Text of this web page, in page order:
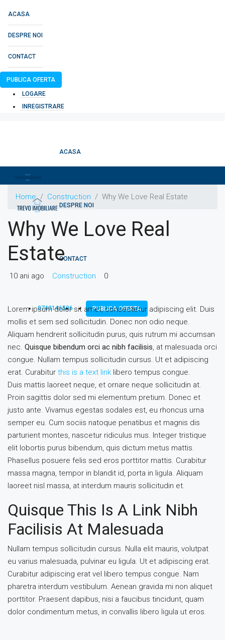
ACASA
DESPRE NOI
CONTACT
PUBLICA OFERTA
LOGARE
INREGISTRARE
ACASA
DESPRE NOI
CONTACT
0740146506 PUBLICA OFERTA
Home Construction Why We Love Real Estate
Why We Love Real
Estate
10 ani ago Construction 0
Lorem ipsum dolor sit amet, consectetur adipiscing elit. Duis
mollis et sem sed sollicitudin. Donec non odio neque.
Aliquam hendrerit sollicitudin purus, quis rutrum mi accumsan
nec. Quisque bibendum orci ac nibh facilisis, at malesuada orci
congue. Nullam tempus sollicitudin cursus. Ut et adipiscing
erat. Curabitur this is a text link libero tempus congue.
Duis mattis laoreet neque, et ornare neque sollicitudin at.
Proin sagittis dolor sed mi elementum pretium. Donec et
justo ante. Vivamus egestas sodales est, eu rhoncus urna
semper eu. Cum sociis natoque penatibus et magnis dis
parturient montes, nascetur ridiculus mus. Integer tristique
elit lobortis purus bibendum, quis dictum metus mattis.
Phasellus posuere felis sed eros porttitor mattis. Curabitur
massa magna, tempor in blandit id, porta in ligula. Aliquam
laoreet nisl massa, at interdum mauris sollicitudin et.
Quisque This Is A Link Nibh
Facilisis At Malesuada
Nullam tempus sollicitudin cursus. Nulla elit mauris, volutpat
eu varius malesuada, pulvinar eu ligula. Ut et adipiscing erat.
Curabitur adipiscing erat vel libero tempus congue. Nam
pharetra interdum vestibulum. Aenean gravida mi non aliquet
porttitor. Praesent dapibus, nisi a faucibus tincidunt, quam
dolor condimentum metus, in convallis libero ligula ut eros.